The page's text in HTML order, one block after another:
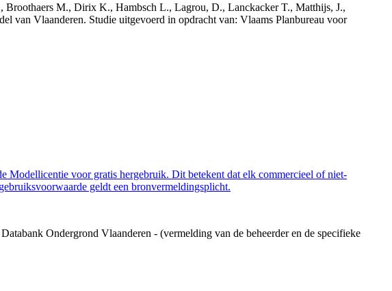
Broothaers M., Dirix K., Hambsch L., Lagrou, D., Lanckacker T., Matthijs, J.,
van Vlaanderen. Studie uitgevoerd in opdracht van: Vlaams Planbureau voor
Modellicentie voor gratis hergebruik. Dit betekent dat elk commercieel of niet-
geldt een bronvermeldingsplicht.
Ondergrond Vlaanderen - (vermelding van de beheerder en de specifieke